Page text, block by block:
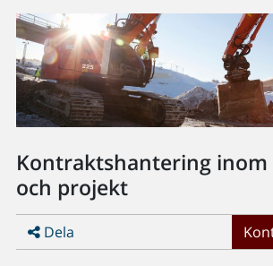
Kontraktshantering inom
och projekt
Dela